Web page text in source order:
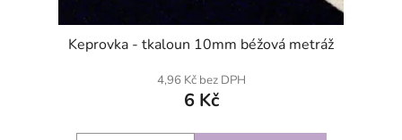
Keprovka - tkaloun 10mm béžová metráž
4,96 Kč bez DPH
6 Kč